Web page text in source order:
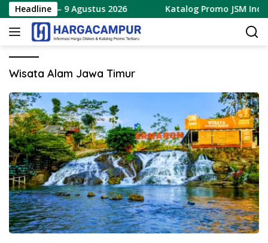
Langsung
ke
konten
Headline7 – 9 Agustus 2026 Katalog Promo JSM
Wisata Alam Jawa Timur